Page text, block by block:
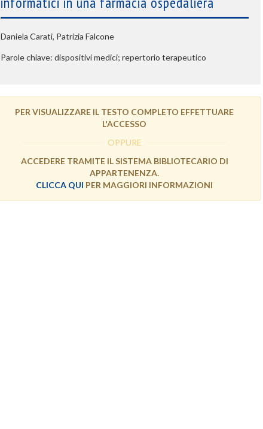
Daniela Carati, Patrizia Falcone
Parole chiave: dispositivi medici; repertorio terapeutico
PER VISUALIZZARE IL TESTO COMPLETO EFFETTUARE
L'ACCESSO
OPPURE
ACCEDERE TRAMITE IL SISTEMA BIBLIOTECARIO DI
APPARTENENZA.
CLICCA QUI PER MAGGIORI INFORMAZIONI